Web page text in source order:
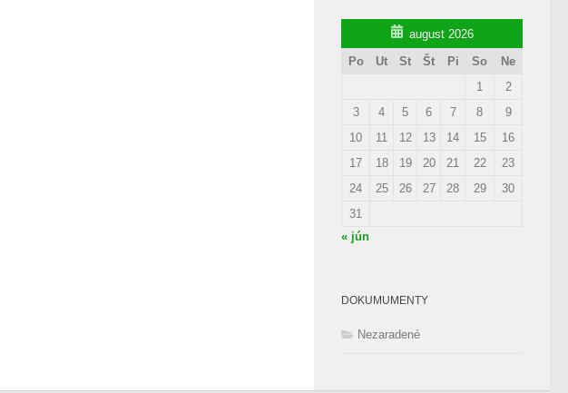
august 2026
Po
Ut St Št Pi So
Ne
1
2
3
4 5 6 7 8
9
10
11 12 13 14 15
16
17
18 19 20 21 22
23
24
25 26 27 28 29
30
31
« jún
DOKUMUMENTY
Nezaradené